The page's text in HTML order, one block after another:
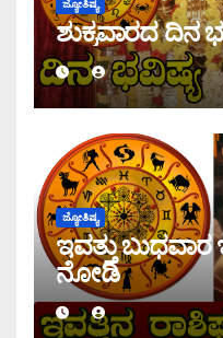
ಜ್ಯೋತಿಷ್ಯ
ಶುಕ್ರವಾರದ ದಿನ
ಜ್ಯೋತಿಷ್ಯ
ಇವತ್ತು
ನೋಡಿ